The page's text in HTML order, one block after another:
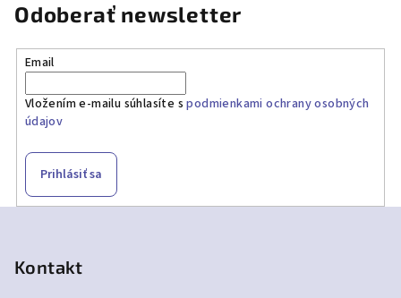
Odoberať newsletter
Email
Vložením e-mailu súhlasíte spodmienkami ochrany osobných
údajov
Prihlásiť sa
Kontakt